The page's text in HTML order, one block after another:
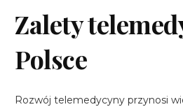
Zalety
Polsce
Rozwój telemedycyny przynosi